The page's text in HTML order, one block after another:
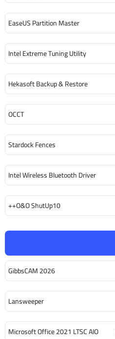
GibbsCAM 2026
Lansweeper
Microsoft Office 2021 LTSC AIO
EaseUS Partition Master
Intel Extreme Tuning Utility
Hekasoft Backup & Restore
OCCT
Stardock Fences
Intel Wireless Bluetooth Driver
O&O ShutUp10++